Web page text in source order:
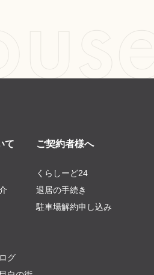
て
グ
ご契約者様へ
くらしーど24
退居の手続き
駐車場解約申し込み